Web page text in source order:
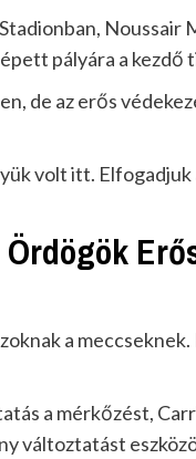
Noussair
pályára a kezdő
de az erős
volt itt.
a
a mérkőzést,
változtatást